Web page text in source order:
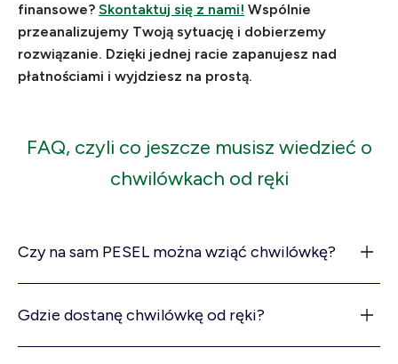
finansowe? Skontaktuj się z nami! Wspólnie
przeanalizujemy Twoją sytuację i dobierzemy
rozwiązanie. Dzięki jednej racie zapanujesz nad
płatnościami i wyjdziesz na prostą.
FAQ, czyli co jeszcze musisz wiedzieć o
chwilówkach od ręki
Czy na sam PESEL można wziąć chwilówkę?
Gdzie dostanę chwilówkę od ręki?